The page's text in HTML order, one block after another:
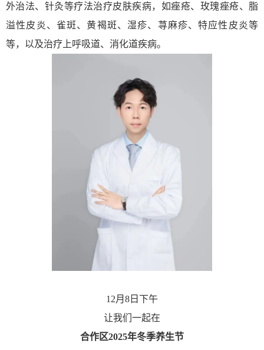
外治法、针灸等疗法治疗皮肤疾病，如痤疮、玫瑰痤疮、脂
溢性皮炎、雀斑、黄褐斑、湿疹、荨麻疹、特应性皮炎等
等，以及治疗上呼吸道、消化道疾病。
12月8日下午
让我们一起在
合作区2025年冬季养生节